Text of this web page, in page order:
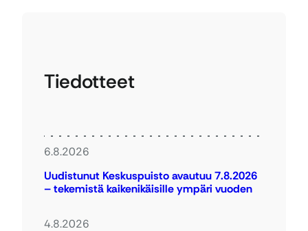
Tiedotteet
6.8.2026
Uudistunut Keskuspuisto avautuu 7.8.2026
– tekemistä kaikenikäisille ympäri vuoden
4.8.2026